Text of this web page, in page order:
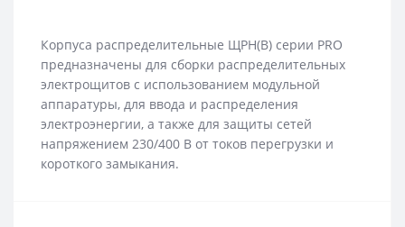
Корпуса распределительные ЩРН(В) серии PRO
предназначены для сборки распределительных
электрощитов с использованием модульной
аппаратуры, для ввода и распределения
электроэнергии, а также для защиты сетей
напряжением 230/400 В от токов перегрузки и
короткого замыкания.